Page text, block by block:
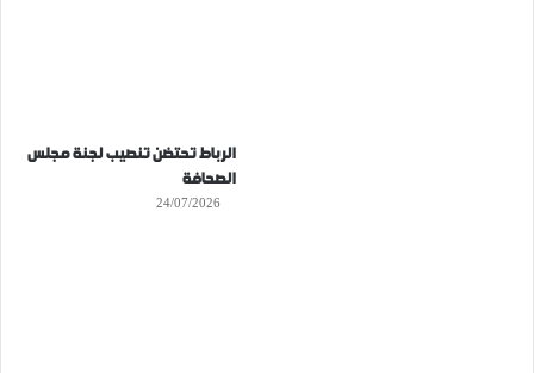
الرباط تحتضن تنصيب لجنة مجلس
الصحافة
24/07/2026